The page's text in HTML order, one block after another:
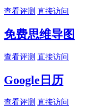
查看评测 直接访问
免费思维导图
查看评测 直接访问
Google日历
查看评测 直接访问